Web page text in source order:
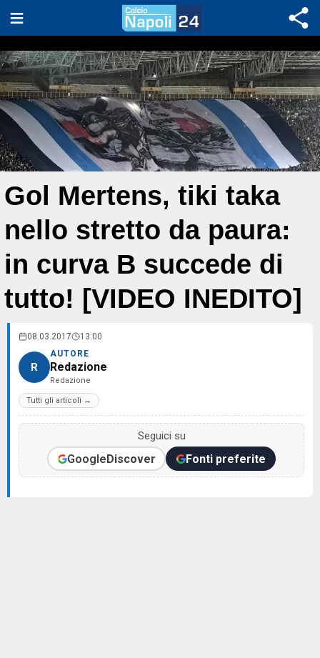
Gol Mertens, tiki taka
nello stretto da paura:
in curva B succede di
tutto! [VIDEO INEDITO]
08.03.2017 13:00
R
AUTORE
Redazione
Redazione
Tutti gli articoli →
Seguici su
GoogleDiscover Fonti preferite